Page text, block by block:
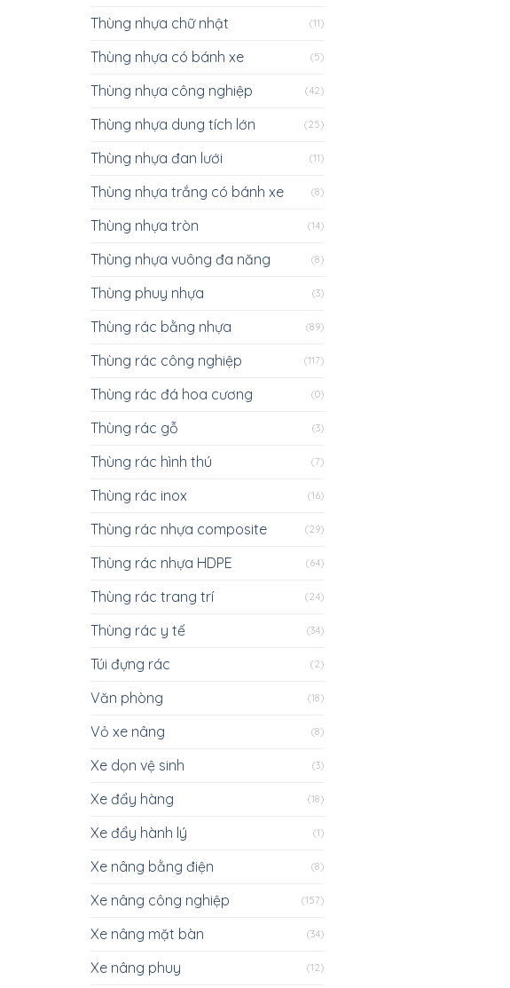
Thùng nhựa chữ nhật (11)
Thùng nhựa có bánh xe (5)
Thùng nhựa công nghiệp (42)
Thùng nhựa dung tích lớn (25)
Thùng nhựa đan lưới (11)
Thùng nhựa trắng có bánh xe (8)
Thùng nhựa tròn (14)
Thùng nhựa vuông đa năng (8)
Thùng phuy nhựa (3)
Thùng rác bằng nhựa (89)
Thùng rác công nghiệp (117)
Thùng rác đá hoa cương (0)
Thùng rác gỗ (3)
Thùng rác hình thú (7)
Thùng rác inox (16)
Thùng rác nhựa composite (29)
Thùng rác nhựa HDPE (64)
Thùng rác trang trí (24)
Thùng rác y tế (34)
Túi đựng rác (2)
Văn phòng (18)
Vỏ xe nâng (8)
Xe dọn vệ sinh (3)
Xe đẩy hàng (18)
Xe đẩy hành lý (1)
Xe nâng bằng điện (8)
Xe nâng công nghiệp (157)
Xe nâng mặt bàn (34)
Xe nâng phuy (12)